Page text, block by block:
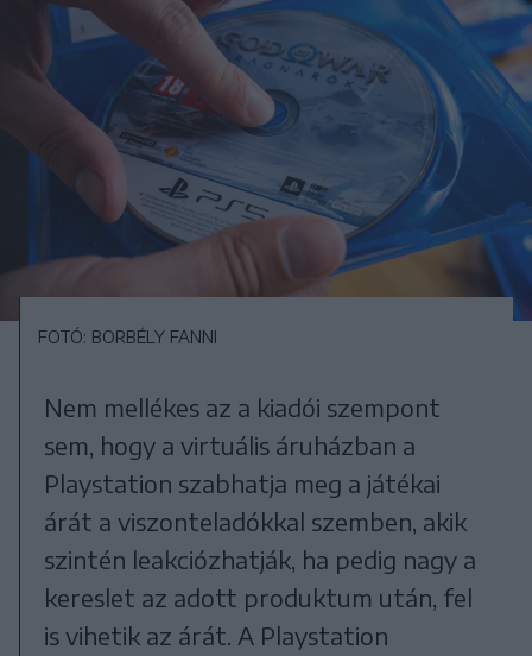
FOTÓ: BORBÉLY FANNI
Nem mellékes az a kiadói szempont
sem, hogy a virtuális áruházban a
Playstation szabhatja meg a játékai
árát a viszonteladókkal szemben, akik
szintén leakciózhatják, ha pedig nagy a
kereslet az adott produktum után, fel
is vihetik az árát. A Playstation